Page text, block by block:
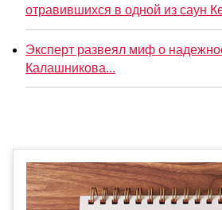
отравившихся в одной из саун
Эксперт развеял миф о
Калашникова...